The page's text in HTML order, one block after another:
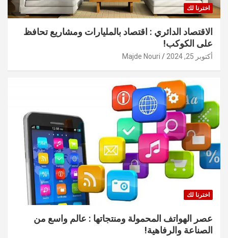
اخترنا لك
الاقتصاد الدائري : اقتصاد بالمليارات ومشاريع تحافظ
على الكوكب!
أكتوبر 25, 2024 Majde Nouri
اخترنا لك
عصر الهواتف المحمولة ومنتجاتها : عالم واسع من
الصناعة والرفاهية!